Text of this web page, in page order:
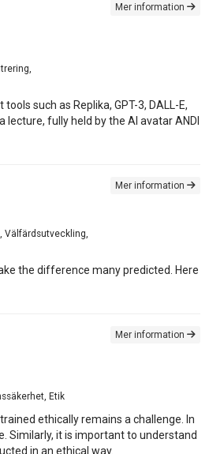
Mer information
such as Replika, GPT-3, DALL-E,
fully held by the AI avatar ANDI
Välfärdsutveckling,
Mer information
the difference many predicted. Here
Etik
Mer information
ethically remains a challenge. In
Similarly, it is important to understand
in an ethical way.